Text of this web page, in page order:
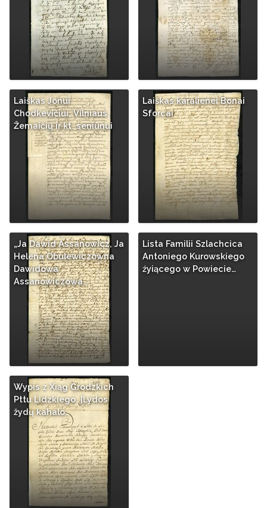
Laiškas Jonui
Chodkevičiui, Vilniaus,
Žemaičių ir kt. seniūnui
Laiškas karalienei Bonai
Sforcai
„Ja Dawid Assanowicz, Ja
Helena Obulewiczowna
Dawidowa
Assanowiczowa…
Lista Familii Szlachcica
Antoniego Kurowskiego
źyiącego w Powiecie…
Wypis z Xiąg Grodzkich
Pttu Lidzkiego. [Lydos
žydų kahalo…